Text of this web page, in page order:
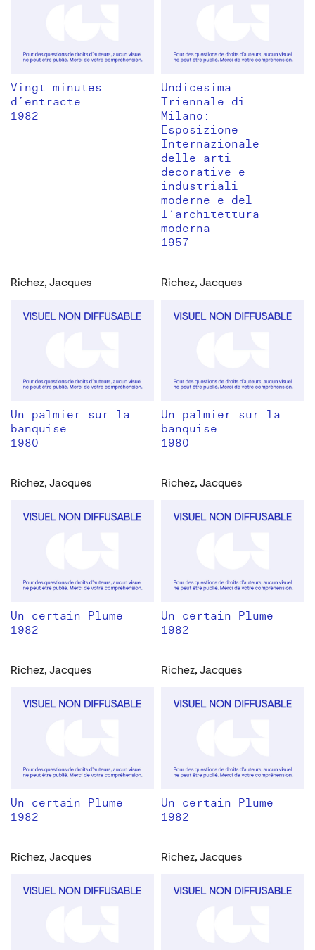
Vingt minutes
d’entracte
1982
Undicesima
Triennale di
Milano:
Esposizione
Internazionale
delle arti
decorative e
industriali
moderne e del
l’architettura
moderna
1957
Richez, Jacques
Un palmier sur la
banquise
1980
Richez, Jacques
Un palmier sur la
banquise
1980
Richez, Jacques
Un certain Plume
1982
Richez, Jacques
Un certain Plume
1982
Richez, Jacques
Un certain Plume
1982
Richez, Jacques
Un certain Plume
1982
Richez, Jacques Richez, Jacques